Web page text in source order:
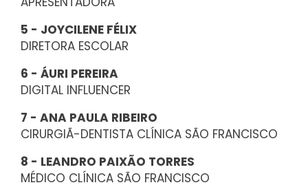
5 - JOYCILENE FÉLIX
DIRETORA ESCOLAR
6 - ÁURI PEREIRA
DIGITAL INFLUENCER
7 - ANA PAULA RIBEIRO
CIRURGIÃ-DENTISTA CLÍNICA SÃO FRANCISCO
8 - LEANDRO PAIXÃO TORRES
MÉDICO CLÍNICA SÃO FRANCISCO